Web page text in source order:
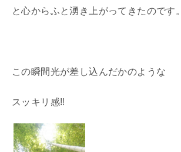
と心からふと湧き上がってきたのです。
この瞬間光が差し込んだかのような
スッキリ感‼